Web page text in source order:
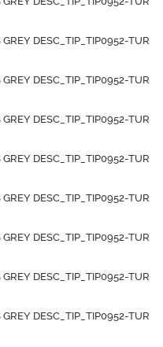
DESC_TIP_TIP0952-TUR
DESC_TIP_TIP0952-TUR
DESC_TIP_TIP0952-TUR
DESC_TIP_TIP0952-TUR
DESC_TIP_TIP0952-TUR
DESC_TIP_TIP0952-TUR
DESC_TIP_TIP0952-TUR
DESC_TIP_TIP0952-TUR